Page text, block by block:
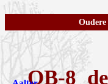
OB-8